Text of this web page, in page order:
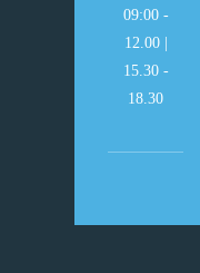
09:00 -
12.00 |
15.30 -
18.30